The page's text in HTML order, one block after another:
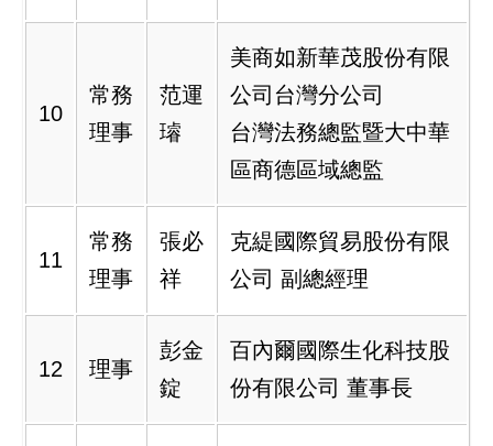
10
常務
理事
范運
璿
美商如新華茂股份有限
公司台灣分公司
台灣法務總監暨大中華
區商德區域總監
11
常務
理事
張必
祥
克緹國際貿易股份有限
公司 副總經理
12 理事
彭金
錠
百內爾國際生化科技股
份有限公司 董事長